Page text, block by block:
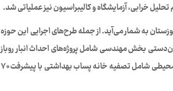
به شمار می‌آید. از جمله طرح‌های اجرایی این حوزه
پروژه‌های میان‌دستی بخش مهندسی شامل پروژه‌های احداث انبار روباز
اسلب و بازسازی انبار مواد شیمیایی، پیشرفت ۱۰۰ درصدی وجود داشته است. از طرفی پروژه‌ زیست‌محیطی شامل تصفیه خانه پساب بهداشتی با پیشرفت ۷۰